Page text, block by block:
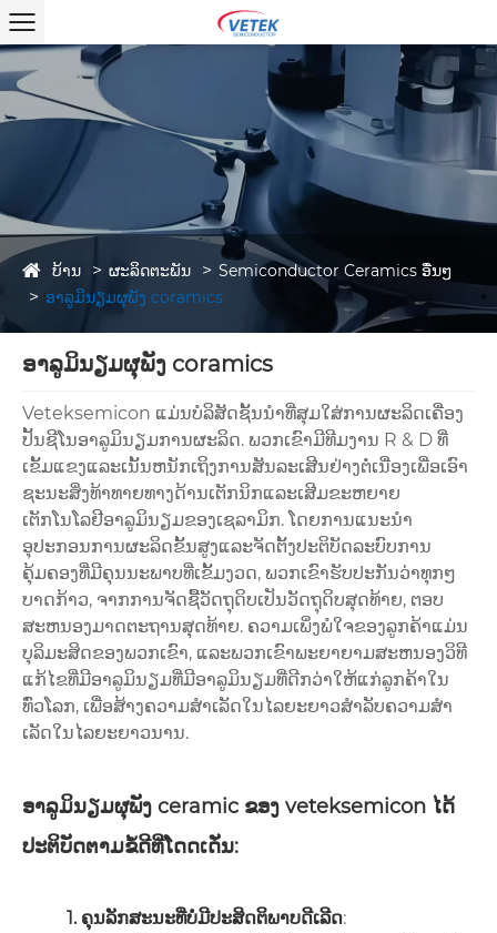
ບ້ານ ຜະລິດຕະພັນ
Semiconductor Ceramics ອື່ນໆ
ອາລູມິນຽມຜຸພັງ coramics
ອາລູມິນຽມຜຸພັງ coramics
Veteksemicon ແມ່ນບໍລິສັດຊັ້ນນໍາທີ່ສຸມໃສ່ການຜະລິດເຄື່ອງ
ປັ້ນຊີໂນອາລູມິນຽມການຜະລິດ. ພວກເຂົາມີທີມງານ R & D ທີ່
ເຂັ້ມແຂງແລະເນັ້ນຫນັກເຖິງການສັນລະເສີນຢ່າງຕໍ່ເນື່ອງເພື່ອເອົາ
ຊະນະສິ່ງທ້າທາຍທາງດ້ານເຕັກນິກແລະເສີມຂະຫຍາຍ
ເຕັກໂນໂລຢີອາລູມິນຽມຂອງເຊລາມິກ. ໂດຍການແນະນໍາ
ອຸປະກອນການຜະລິດຂັ້ນສູງແລະຈັດຕັ້ງປະຕິບັດລະບົບການ
ຄຸ້ມຄອງທີ່ມີຄຸນນະພາບທີ່ເຂັ້ມງວດ, ພວກເຂົາຮັບປະກັນວ່າທຸກໆ
ບາດກ້າວ, ຈາກການຈັດຊື້ວັດຖຸດິບເປັນວັດຖຸດິບສຸດທ້າຍ, ຕອບ
ສະຫນອງມາດຕະຖານສຸດທ້າຍ. ຄວາມເພິ່ງພໍໃຈຂອງລູກຄ້າແມ່ນ
ບຸລິມະສິດຂອງພວກເຂົາ, ແລະພວກເຂົາພະຍາຍາມສະຫນອງວິທີ
ແກ້ໄຂທີ່ມີອາລູມິນຽມທີ່ມີອາລູມິນຽມທີ່ດີກວ່າໃຫ້ແກ່ລູກຄ້າໃນ
ທົ່ວໂລກ, ເພື່ອສ້າງຄວາມສໍາເລັດໃນໄລຍະຍາວສໍາລັບຄວາມສໍາ
ເລັດໃນໄລຍະຍາວນານ.
ອາລູມິນຽມຜຸພັງ ceramic ຂອງ veteksemicon ໄດ້
ປະຕິບັດຕາມຂໍ້ດີທີ່ໂດດເດັ່ນ:
1. ຄຸນລັກສະນະທີ່ບໍ່ມີປະສິດຕິພາບດີເລີດ: